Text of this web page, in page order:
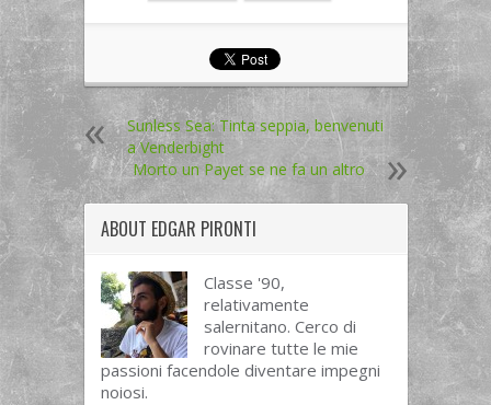
Sunless Sea: Tinta seppia, benvenuti
a Venderbight
Morto un Payet se ne fa un altro
ABOUT EDGAR PIRONTI
Classe '90,
relativamente
salernitano. Cerco di
rovinare tutte le mie
passioni facendole diventare impegni
noiosi.